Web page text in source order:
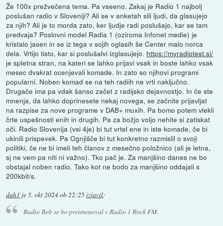
Že 100x prežvečena tema. Pa vseeno. Zakaj je Radio 1 najbolj
poslušan radio v Sloveniji? Ali se v anketah sili ljudi, da glasujejo
za njih? Ali je to morda zato, ker ljudje radi poslušajo, kar se tam
predvaja? Poslovni model Radia 1 (oziroma Infonet medie) je
kristalo jasen in se iz tega v sojih oglasih še Center malo norca
dela. Vrtijo tisto, kar si poslušalvi izglasujejo. https://myradiotest.si/
je spletna stran, na kateri se lahko prijavi vsak in boste lahko vsak
mesec dvakrat ocenjevali komade. In zato so njihovi programi
popularni. Noben komad se na teh radiih ne vrti naključno.
Drugače ima pa vdak šanso začet z radijsko dejavnostjo. In če ste
mnenja, da lahko doprinesete nekaj novega, se začnite prijavljat
na razpise za nove programe v DAB+ muxih. Pa bomo potem vlekli
črte uspešnosti enih in drugih. Pa za božjo voljo nehite si zatiskat
oči. Radio Slovenija (vsi 4je) bi tut vrtel ene in iste komade, če bi
ukinili prispevek. Pa Ognjišče bi tut konkretno razmislil o svoji
politiki, če ne bi imeli teh članov z mesečno položnico (ali je letna,
sj ne vem pa niti ni važno). Tko pač je. Za manjšino danes ne bo
obstajal noben radio. Tako kot ne bodo za manjšino oddajali s
200kbit/s.
duh1 je5. okt 2024 ob 22:25izjavil:
Radio Bob se bo preimenoval v Radio 1 Rock FM.